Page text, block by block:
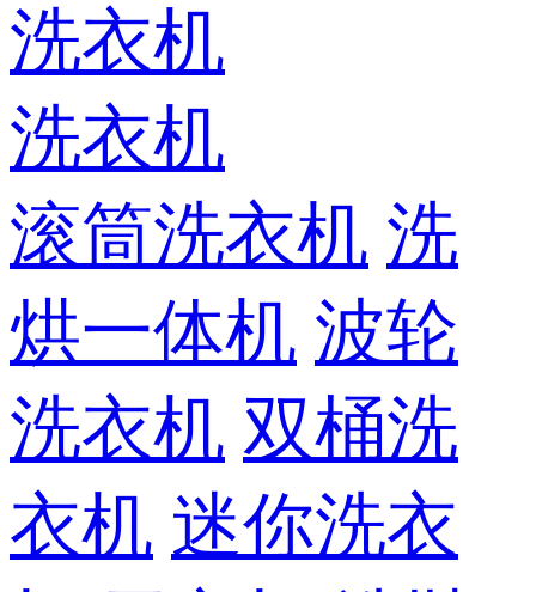
洗衣机
洗衣机
滚筒洗衣机 洗
烘一体机 波轮
洗衣机 双桶洗
衣机 迷你洗衣